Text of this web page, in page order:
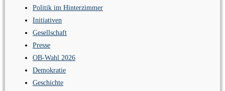
Politik im Hinterzimmer
Initiativen
Gesellschaft
Presse
OB-Wahl 2026
Demokratie
Geschichte